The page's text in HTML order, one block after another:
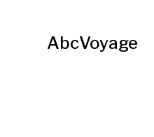
AbcVoyage